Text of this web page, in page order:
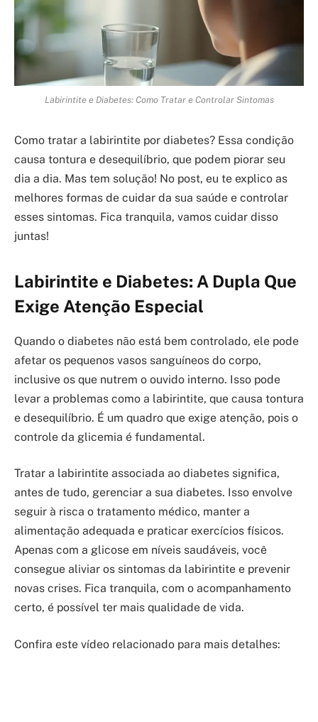
Labirintite e Diabetes: Como Tratar e Controlar Sintomas
Como tratar a labirintite por diabetes? Essa condição
causa tontura e desequilíbrio, que podem piorar seu
dia a dia. Mas tem solução! No post, eu te explico as
melhores formas de cuidar da sua saúde e controlar
esses sintomas. Fica tranquila, vamos cuidar disso
juntas!
Labirintite e Diabetes: A Dupla Que
Exige Atenção Especial
Quando o diabetes não está bem controlado, ele pode
afetar os pequenos vasos sanguíneos do corpo,
inclusive os que nutrem o ouvido interno. Isso pode
levar a problemas como a labirintite, que causa tontura
e desequilíbrio. É um quadro que exige atenção, pois o
controle da glicemia é fundamental.
Tratar a labirintite associada ao diabetes significa,
antes de tudo, gerenciar a sua diabetes. Isso envolve
seguir à risca o tratamento médico, manter a
alimentação adequada e praticar exercícios físicos.
Apenas com a glicose em níveis saudáveis, você
consegue aliviar os sintomas da labirintite e prevenir
novas crises. Fica tranquila, com o acompanhamento
certo, é possível ter mais qualidade de vida.
Confira este vídeo relacionado para mais detalhes: